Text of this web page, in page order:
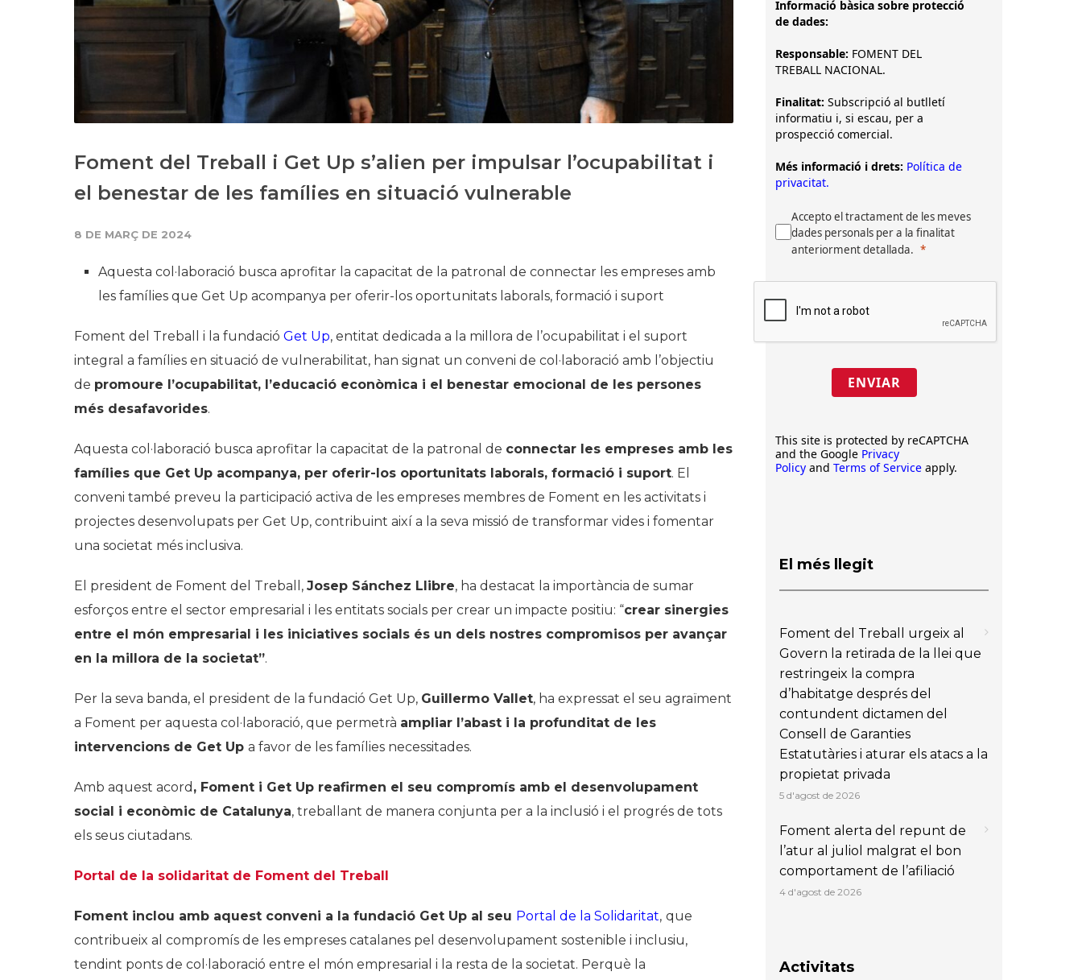
Història
Galeria de Presidents
Biblioteca Arxiu
Seu Social
Foment del Treball i Get Up s’alien per impulsar l’ocupabilitat i
el benestar de les famílies en situació vulnerable
8 DE MARÇ DE 2024
Aquesta col·laboració busca aprofitar la capacitat de la patronal de connectar les empreses amb
les famílies que Get Up acompanya per oferir-los oportunitats laborals, formació i suport
Foment del Treball i la fundació Get Up, entitat dedicada a la millora de l’ocupabilitat i el suport
integral a famílies en situació de vulnerabilitat, han signat un conveni de col·laboració amb l’objectiu
de promoure l’ocupabilitat, l’educació econòmica i el benestar emocional de les persones
més desafavorides.
Aquesta col·laboració busca aprofitar la capacitat de la patronal de connectar les empreses amb les
famílies que Get Up acompanya, per oferir-los oportunitats laborals, formació i suport. El
conveni també preveu la participació activa de les empreses membres de Foment en les activitats i
projectes desenvolupats per Get Up, contribuint així a la seva missió de transformar vides i fomentar
una societat més inclusiva.
El president de Foment del Treball, Josep Sánchez Llibre, ha destacat la importància de sumar
esforços entre el sector empresarial i les entitats socials per crear un impacte positiu: “crear sinergies
entre el món empresarial i les iniciatives socials és un dels nostres compromisos per avançar
en la millora de la societat”.
Per la seva banda, el president de la fundació Get Up, Guillermo Vallet, ha expressat el seu agraïment
a Foment per aquesta col·laboració, que permetrà ampliar l’abast i la profunditat de les
intervencions de Get Up a favor de les famílies necessitades.
Amb aquest acord , Foment i Get Up reafirmen el seu compromís amb el desenvolupament
social i econòmic de Catalunya, treballant de manera conjunta per a la inclusió i el progrés de tots
els seus ciutadans.
Portal de la solidaritat de Foment del Treball
Foment inclou amb aquest conveni a la fundació Get Up al seu Portal de la Solidaritat, que
contribueix al compromís de les empreses catalanes pel desenvolupament sostenible i inclusiu,
tendint ponts de col·laboració entre el món empresarial i la resta de la societat. Perquè la
Informació bàsica sobre protecció
de dades:
Responsable: FOMENT DEL
TREBALL NACIONAL.
Finalitat: Subscripció al butlletí
informatiu i, si escau, per a
prospecció comercial.
Més informació i drets: Política de
privacitat.
Accepto el tractament de les meves
dades personals per a la finalitat
anteriorment detallada.
ENVIAR
This site is protected by reCAPTCHA
and the Google Privacy
Policy and Terms of Service apply.
El més llegit
Foment del Treball urgeix al
Govern la retirada de la llei que
restringeix la compra
d’habitatge després del
contundent dictamen del
Consell de Garanties
Estatutàries i aturar els atacs a la
propietat privada
5 d'agost de 2026
Foment alerta del repunt de
l’atur al juliol malgrat el bon
comportament de l’afiliació
4 d'agost de 2026
Activitats